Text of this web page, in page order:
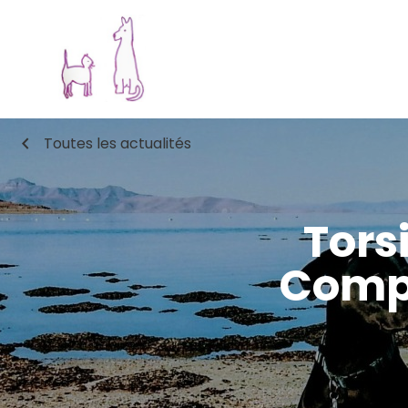
chevron_left Toutes les actualités